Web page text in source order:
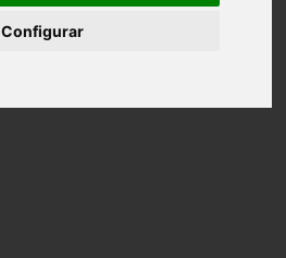
Configurar